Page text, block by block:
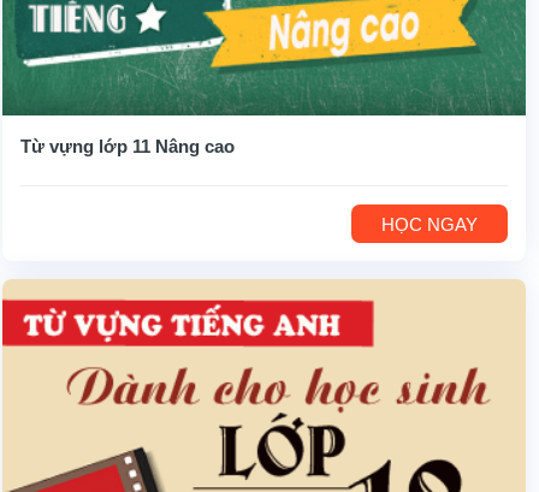
Từ vựng lớp 11 Nâng cao
HỌC NGAY